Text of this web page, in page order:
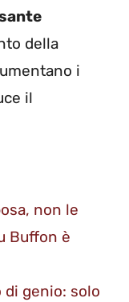
della
i
il
non le
Buffon è
di genio: solo